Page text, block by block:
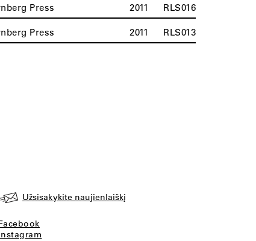
Press 2011 RLS016
Press 2011 RLS013
Užsisakykite naujienlaiškį